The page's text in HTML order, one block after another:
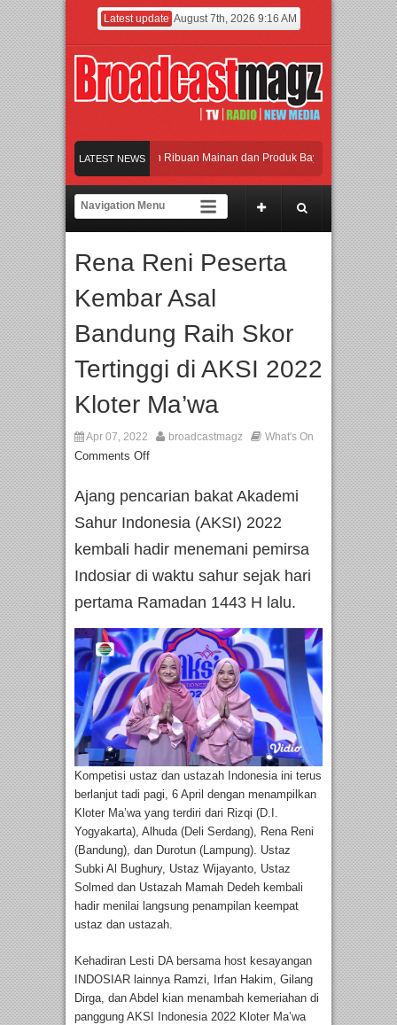
Latest update August 7th, 2026 9:16 AM
LATEST NEWS
Jakarta dengan Ribuan Mainan dan Produk Bayi dari Seluruh Dunia,
Gerbang Inovasi dan Peluang Bisnis Industri Gifts dan Housewares Asia
Perpaduan Warisan Dan Semangat Lokal, BIRKENSTOCK INDONESIA
Jakarta dengan Ribuan Mainan dan Produk Bayi dari Seluruh Dunia,
Rena Reni Peserta
Kembar Asal
Bandung Raih Skor
Tertinggi di AKSI 2022
Kloter Ma’wa
Apr 07, 2022 broadcastmagz What's On
Comments Off
Ajang pencarian bakat Akademi
Sahur Indonesia (AKSI) 2022
kembali hadir menemani pemirsa
Indosiar di waktu sahur sejak hari
pertama Ramadan 1443 H lalu.
Kompetisi ustaz dan ustazah Indonesia ini terus
berlanjut tadi pagi, 6 April dengan menampilkan
Kloter Ma’wa yang terdiri dari Rizqi (D.I.
Yogyakarta), Alhuda (Deli Serdang), Rena Reni
(Bandung), dan Durotun (Lampung). Ustaz
Subki Al Bughury, Ustaz Wijayanto, Ustaz
Solmed dan Ustazah Mamah Dedeh kembali
hadir menilai langsung penampilan keempat
ustaz dan ustazah.
Kehadiran Lesti DA bersama host kesayangan
INDOSIAR lainnya Ramzi, Irfan Hakim, Gilang
Dirga, dan Abdel kian menambah kemeriahan di
panggung AKSI Indonesia 2022 Kloter Ma’wa